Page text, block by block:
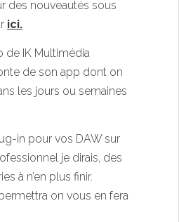
des nouveautés sous
ici.
de IK Multimédia
de son app dont on
les jours ou semaines
in pour vos DAW sur
je dirais, des
à n’en plus finir.
on vous en fera